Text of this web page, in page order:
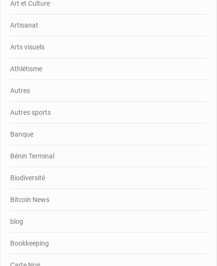
Art et Culture
Artisanat
Arts visuels
Athlétisme
Autres
Autres sports
Banque
Bénin Terminal
Biodiversité
Bitcoin News
blog
Bookkeeping